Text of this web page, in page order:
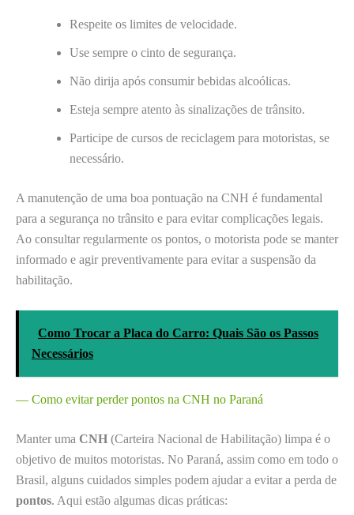
Respeite os limites de velocidade.
Use sempre o cinto de segurança.
Não dirija após consumir bebidas alcoólicas.
Esteja sempre atento às sinalizações de trânsito.
Participe de cursos de reciclagem para motoristas, se
necessário.
A manutenção de uma boa pontuação na CNH é fundamental
para a segurança no trânsito e para evitar complicações legais.
Ao consultar regularmente os pontos, o motorista pode se manter
informado e agir preventivamente para evitar a suspensão da
habilitação.
Como Trocar a Placa do Carro: Quais São os Passos
Necessários
— Como evitar perder pontos na CNH no Paraná
Manter uma CNH (Carteira Nacional de Habilitação) limpa é o
objetivo de muitos motoristas. No Paraná, assim como em todo o
Brasil, alguns cuidados simples podem ajudar a evitar a perda de
pontos. Aqui estão algumas dicas práticas: